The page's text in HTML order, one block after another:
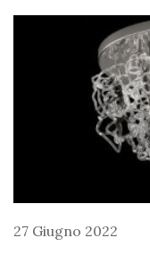
27 Giugno 2022